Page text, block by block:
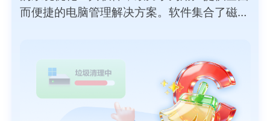
而便捷的电脑管理解决方案。软件集合了磁盘
体，可以帮用户轻松清理系统垃圾、管理大文
件、清理聊天隐私，提高系统性能，让电脑时
刻保持流畅如新。